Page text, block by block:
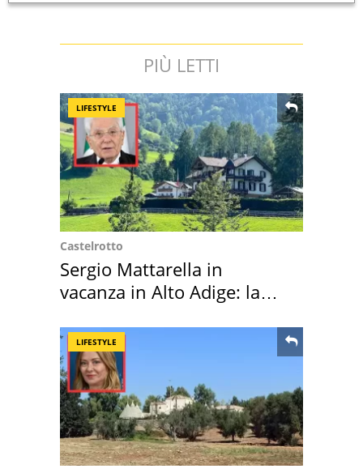
PIÙ LETTI
LIFESTYLE
Castelrotto
Sergio Mattarella in
vacanza in Alto Adige: la
LIFESTYLE